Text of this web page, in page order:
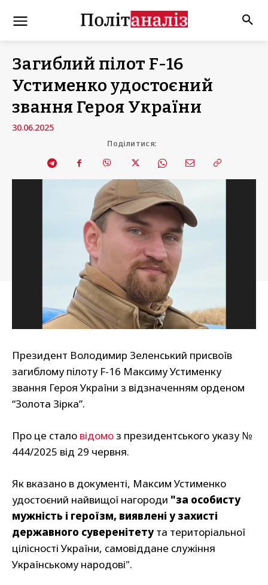
Загиблий пілот F-16
Устименко удостоєний
звання Героя України
30.06.2025
Поділитися:
Президент Володимир Зеленський присвоїв
загиблому пілоту F-16 Максиму Устименку
звання Героя України з відзначенням орденом
“Золота Зірка”.
Про це стало відомоз президентського указу №
444/2025 від 29 червня.
Як вказано в документі, Максим Устименко
удостоєний найвищої нагороди "за особисту
мужність і героїзм, виявлені у захисті
державного суверенітетута територіальної
цілісності України, самовіддане служіння
Українському народові".